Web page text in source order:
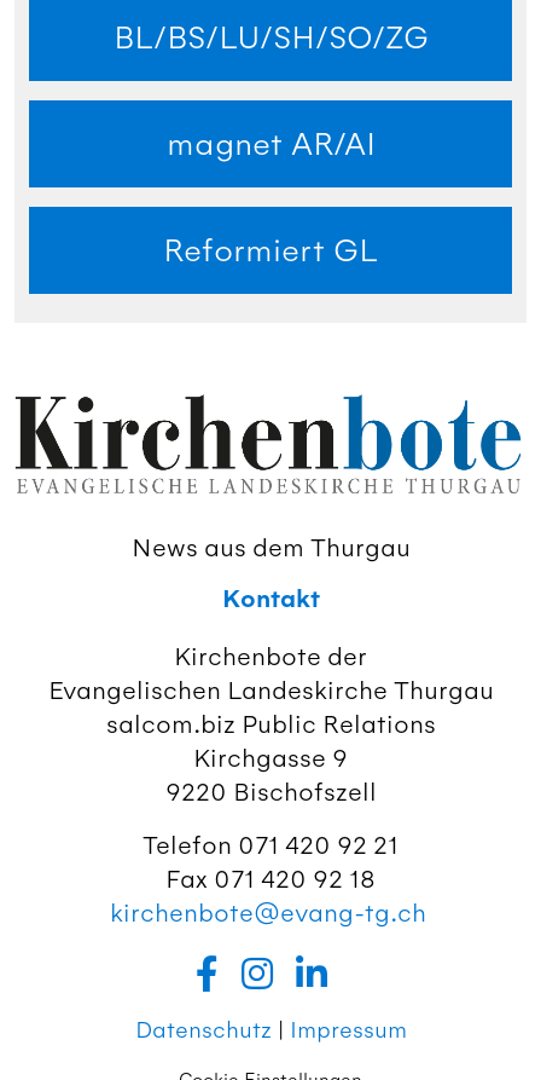
BL/BS/LU/SH/SO/ZG
magnet AR/AI
Reformiert GL
News aus dem Thurgau
Kontakt
Kirchenbote der
Evangelischen Landeskirche Thurgau
salcom.biz Public Relations
Kirchgasse 9
9220 Bischofszell
Telefon 071 420 92 21
Fax 071 420 92 18
kirchenbote@evang-tg.ch
Datenschutz | Impressum